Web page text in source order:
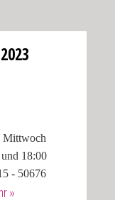
Mittwoch
18:00
- 50676